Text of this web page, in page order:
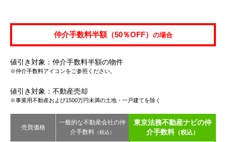
仲介手数料半額（50％OFF） の場合
値引き対象：仲介手数料半額の物件
※仲介手数料アイコンをご参照ください。
値引き対象：不動産売却
※事業用不動産および1500万円未満の土地・一戸建てを除く
売買価格
一般的な不動産会社の仲
介手数料 （税込）
東京法務不動産ナビの仲
介手数料（税込）